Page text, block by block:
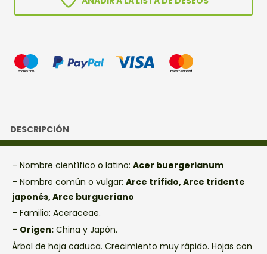
DESCRIPCIÓN
– Nombre científico o latino: Acer buergerianum
– Nombre común o vulgar: Arce trífido, Arce tridente
japonés, Arce burgueriano
– Familia: Aceraceae.
– Origen: China y Japón.
Árbol de hoja caduca. Crecimiento muy rápido. Hojas con